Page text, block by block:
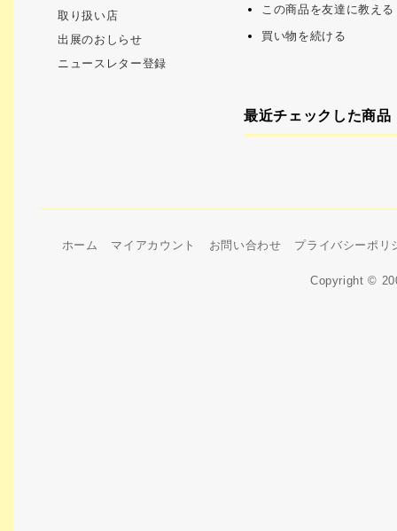
この商品を友達に教える
買い物を続ける
最近チェックした商品
取り扱い店
出展のおしらせ
ニュースレター登録
ホーム マイアカウント お問い合わせ プライバシーポリ
Copyright ©